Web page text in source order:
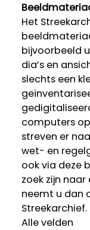
Het
bijvoorbeeld
dia’s en
slechts een
computers
streven er
wet- en
ook via deze
zoek zijn
neemt u dan
Streekarchief.
Alle velden